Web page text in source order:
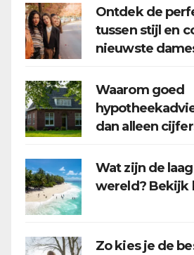
Ontdek de
tussen stijl en
nieuwste
Waarom goed
dan alleen
Wat zijn de
wereld? Bekijk
Zo kies je de